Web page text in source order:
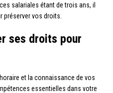
salariales étant de trois ans, il
préserver vos droits.
ses droits pour
et la connaissance de vos
essentielles dans votre